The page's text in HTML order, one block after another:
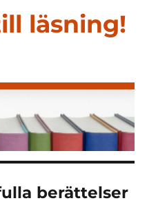
läsning!
berättelser